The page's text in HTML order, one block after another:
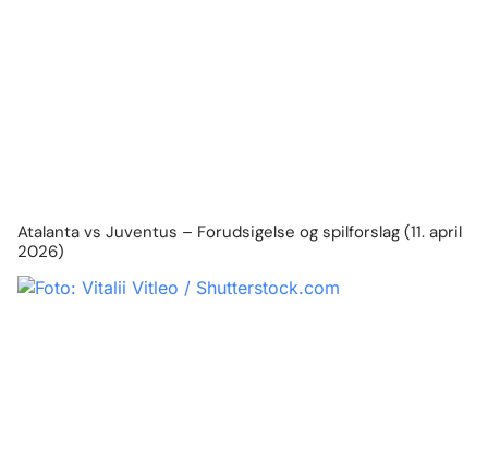
Atalanta vs Juventus – Forudsigelse og spilforslag (11. april
2026)